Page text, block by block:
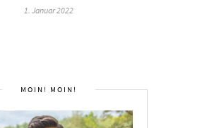
1. Januar 2022
MOIN! MOIN!